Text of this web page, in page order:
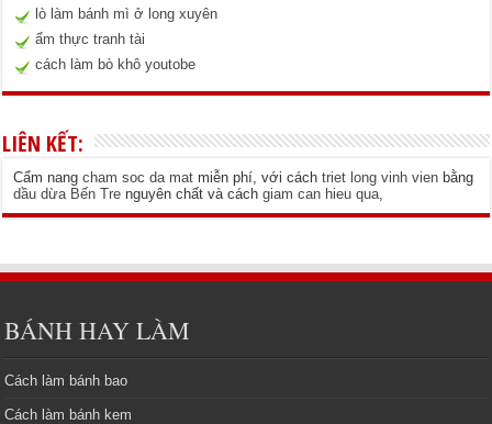
lò làm bánh mì ở long xuyên
ẩm thực tranh tài
cách làm bò khô youtobe
LIÊN KẾT:
Cẩm nangcham soc da mat miễn phí, với cáchtriet long vinh vien bằng
dầu dừa Bến Tre nguyên chất và cáchgiam can hieu qua
BÁNH HAY LÀM
Cách làm bánh bao
Cách làm bánh kem